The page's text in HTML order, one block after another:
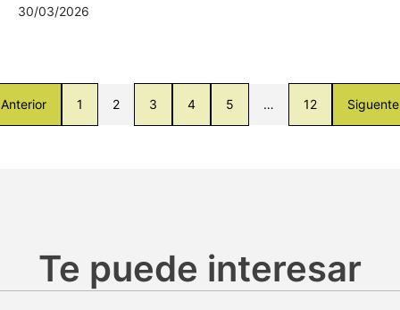
30/03/2026
Anterior 1 2 3 4 5 … 12 Siguente
Te puede interesar